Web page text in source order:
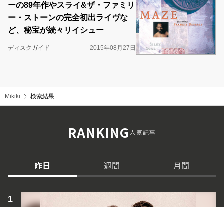
ーの89年作やスライ&ザ・ファミリ
ー・ストーンの完全初出ライヴな
ど、秘宝が続々リイシュー
ディスクガイド 2015年08月27日
Mikiki 検索結果
RANKING人気記事
昨日 週間 月間